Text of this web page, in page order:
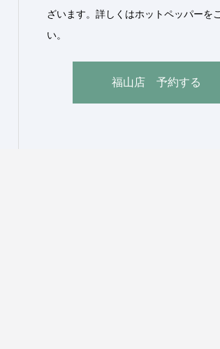
ざいます。詳しくはホットペッパーを
い。
福山店 予約する